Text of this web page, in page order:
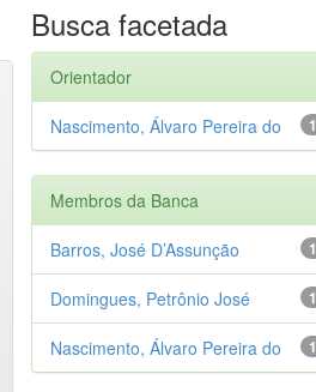
Busca facetada
Orientador
1
Nascimento, Álvaro Pereira do
Membros da Banca
1
Barros, José D’Assunção
1
Domingues, Petrônio José
1
Nascimento, Álvaro Pereira do